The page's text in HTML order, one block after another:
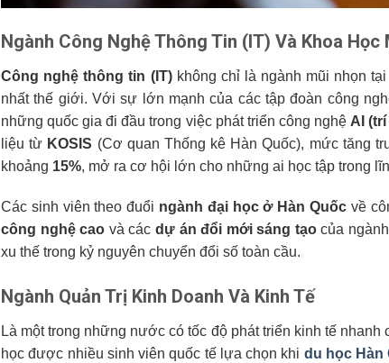
Ngành Công Nghệ Thông Tin (IT) Và Khoa Học
Công nghệ thông tin (IT)không chỉ là ngành mũi nhọn tại
nhất thế giới. Với sự lớn mạnh của các tập đoàn công
những quốc gia đi đầu trong việc phát triển công nghệ AI
liệu từ KOSIS (Cơ quan Thống kê Hàn Quốc), mức tăng
khoảng 15%, mở ra cơ hội lớn cho những ai học tập trong
Các sinh viên theo đuổi ngành đại học ở Hàn Quốc về
công nghệ cao và các dự án đổi mới sáng tạocủa
xu thế trong kỷ nguyên chuyển đổi số toàn cầu.
Ngành Quản Trị Kinh Doanh Và Kinh Tế
Là một trong những nước có tốc độ phát triển kinh tế nhanh
học được nhiều sinh viên quốc tế lựa chọn khi du học Hàn